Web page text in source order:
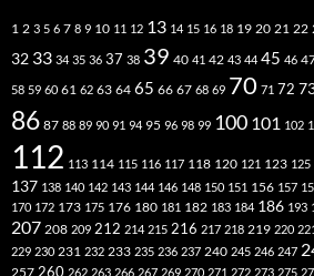
1 2 3 5 6 7 8 9 10 11 12 13 14 15 16 18 19 20 21 22
32 33 34 35 36 37 38 39 40 41 42 43 44 45 46
58 59 60 61 62 63 64 65 66 67 68 69 70 71 72
86 87 88 89 90 91 94 95 96 98 99 100 101 102
112 113 114 115 116 117 118 120 121 123 125
137 138 140 142 143 144 146 148 150 151 156 157
170 172 173 175 176 180 181 182 183 184 186 193
207 208 209 212 214 215 216 217 218 219 220
229 230 231 232 233 235 236 237 240 245 246 247
257 260 262 263 266 267 269 270 271 272 273 275